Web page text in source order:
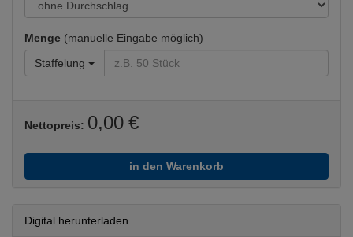
Menge (manuelle Eingabe möglich)
Staffelung
Nettopreis: 0,00 €
in den Warenkorb
Digital herunterladen